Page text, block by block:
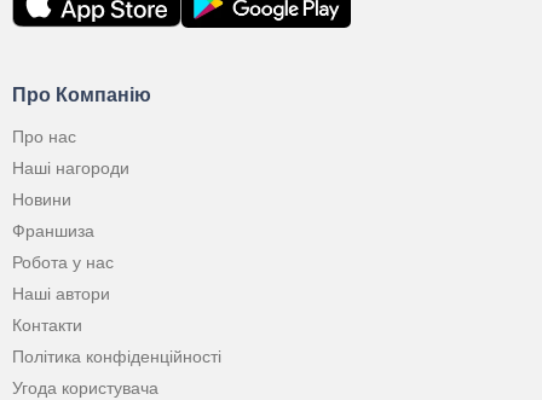
Про Компанію
Про нас
Наші нагороди
Новини
Франшиза
Робота у нас
Наші автори
Контакти
Політика конфіденційності
Угода користувача